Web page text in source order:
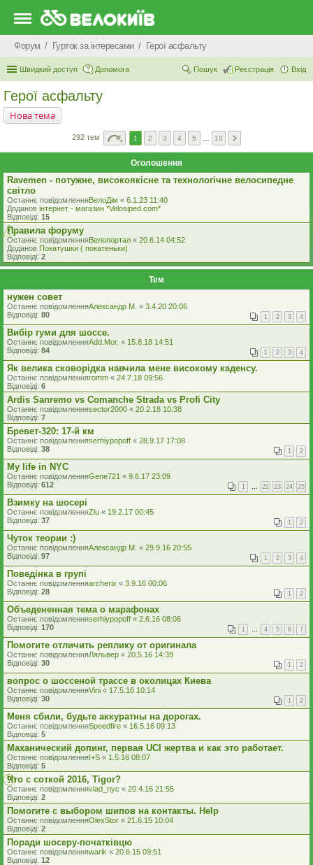
Форум Гурток за інтересами Герої асфальту
Швидкий доступ Допомога Вхід
Реєстрація
Пошук
Герої асфальту
Нова тема
292 тем 1 2 3 4 5 10
Оголошення
Ravemen - потужне, високоякісне та технологічне велосипедне
світло
Останнє повідомленняВелоДім « 6.1.23 11:40
Доданов iнтернет - магазин *Velosiped.com*
Відповіді: 15
Правила форуму
Останнє повідомленняВелопортал « 20.6.14 04:52
Доданов Покатушки ( покатеньки)
Відповіді: 2
Тем
нужен совет
Останнє повідомленняАлександр М. « 3.4.20 20:06
Відповіді: 80 1 2 3 4
Вибір гуми для шоссе.
Останнє повідомленняAdd.Mor. « 15.8.18 14:51
Відповіді: 84 1 2 3 4
Як велика сковорідка навчила мене високому каденсу.
Останнє повідомленняromm « 24.7.18 09:56
Відповіді: 6
Ardis Sanremo vs Comanche Strada vs Profi City
Останнє повідомленняsector2000 « 20.2.18 10:38
Відповіді: 7
Бревет-320: 17-й км
Останнє повідомленняserhiypopoff « 28.9.17 17:08
Відповіді: 38 1 2
My life in NYC
Останнє повідомленняGene721 « 9.6.17 23:09
Відповіді: 612 1 … 22 23 24 25
Взимку на шосері
Останнє повідомленняZlu « 19.2.17 00:45
Відповіді: 37 1 2
Чуток теории :)
Останнє повідомленняАлександр М. « 29.9.16 20:55
Відповіді: 97 1 2 3 4
Поведінка в групі
Останнє повідомленняarcherix « 3.9.16 00:06
Відповіді: 28 1 2
Объедененная тема о марафонах
Останнє повідомленняserhiypopoff « 2.6.16 08:06
Відповіді: 170 1 … 4 5 6 7
Помогите отличить реплику от оригинала
Останнє повідомленняЛяльвер « 20.5.16 14:39
Відповіді: 30 1 2
вопрос о шоссеной трассе в околицах Киева
Останнє повідомленняVini « 17.5.16 10:14
Відповіді: 30 1 2
Меня сбили, будьте аккуратны на дорогах.
Останнє повідомленняSpeedfire « 16.5.16 09:13
Відповіді: 5
Маханический допинг, первая UCI жертва и как это работает.
Останнє повідомленняI+S « 1.5.16 08:07
Відповіді: 5
Что с соткой 2016, Tigor?
Останнє повідомленняvlad_nyc « 20.4.16 21:55
Відповіді: 2
Помогите с выбором шипов на контакты. Help
Останнє повідомленняOlexStor « 21.6.15 10:04
Відповіді: 2
Поради шосеру-початківцю
Останнє повідомленняwarik « 20.6.15 09:51
Відповіді: 12